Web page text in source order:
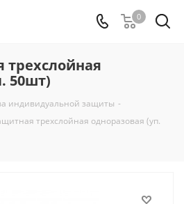
0
50шт)
индивидуальной защиты -
трехслойная одноразовая (уп.